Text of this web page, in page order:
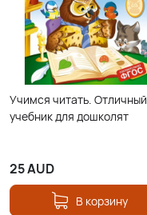
Учимся читать. Отличный
учебник для дошколят
25AUD
В корзину